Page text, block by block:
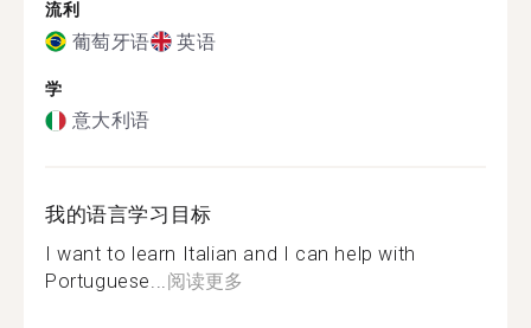
流利
葡萄牙语 英语
学
意大利语
我的语言学习目标
I want to learn Italian and I can help with
Portuguese...阅读更多